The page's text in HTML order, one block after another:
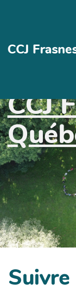
Aller au
CCJ
CCJ
Suivre